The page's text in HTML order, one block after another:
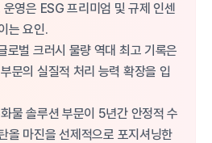
영은 ESG 프리미엄 및 규제 인센
는 요인.
로벌 크러시 물량 역대 최고 기록은
문의 실질적 처리 능력 확장을 입
물 솔루션 부문이 5년간 안정적 수
올 마진을 선제적으로 포지셔닝한